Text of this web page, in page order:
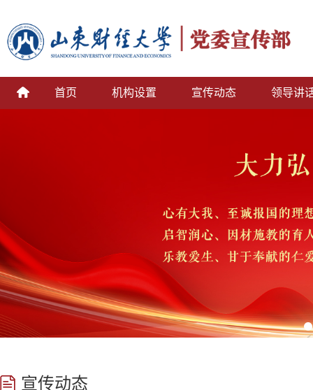
首页 机构设置 宣传动态 领导讲
宣传动态